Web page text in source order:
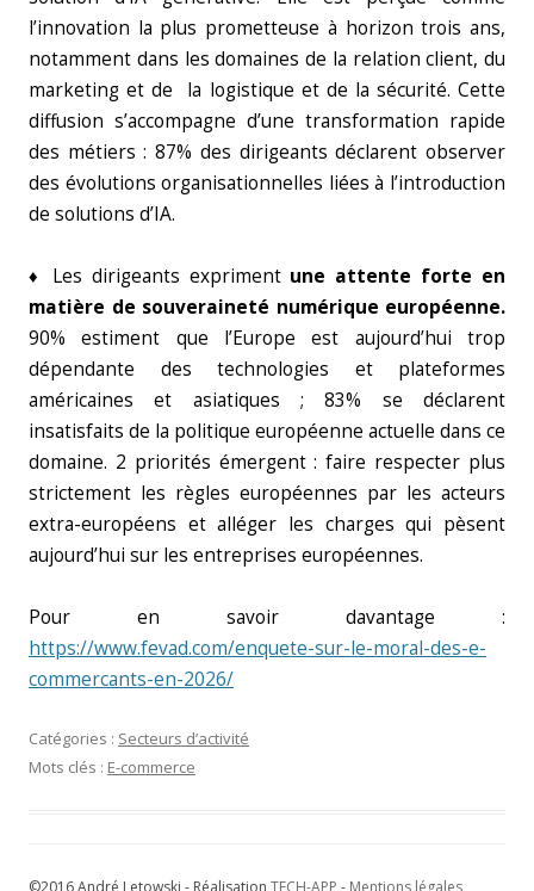
l’innovation la plus prometteuse à horizon trois ans,
notamment dans les domaines de la relation client, du
marketing et de la logistique et de la sécurité. Cette
diffusion s’accompagne d’une transformation rapide
des métiers : 87% des dirigeants déclarent observer
des évolutions organisationnelles liées à l’introduction
de solutions d’IA.
♦ Les dirigeants expriment une attente forte en
matière de souveraineté numérique européenne.
90% estiment que l’Europe est aujourd’hui trop
dépendante des technologies et plateformes
américaines et asiatiques ; 83% se déclarent
insatisfaits de la politique européenne actuelle dans ce
domaine. 2 priorités émergent : faire respecter plus
strictement les règles européennes par les acteurs
extra-européens et alléger les charges qui pèsent
aujourd’hui sur les entreprises européennes.
Pour en savoir davantage :
https://www.fevad.com/enquete-sur-le-moral-des-e-
commercants-en-2026/
Catégories : Secteurs d’activité
Mots clés : E-commerce
©2016 André Letowski - Réalisation TECH-APP - Mentions légales